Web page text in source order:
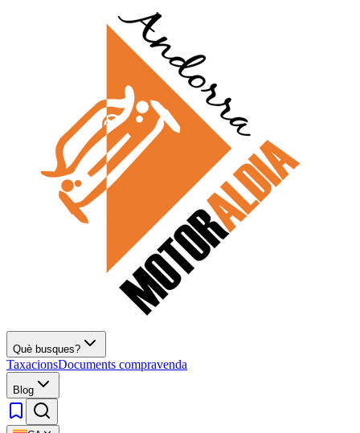
Què busques?
TaxacionsDocuments compravenda
Blog